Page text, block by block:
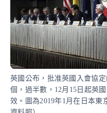
英國公布，批准英國入會協
個，過半數，12月15日起英
效。圖為2019年1月在日本東